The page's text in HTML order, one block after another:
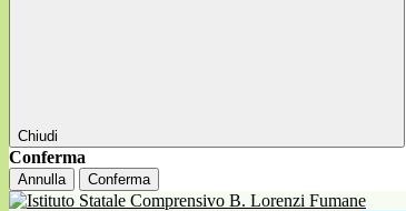
Chiudi
Conferma
Annulla Conferma